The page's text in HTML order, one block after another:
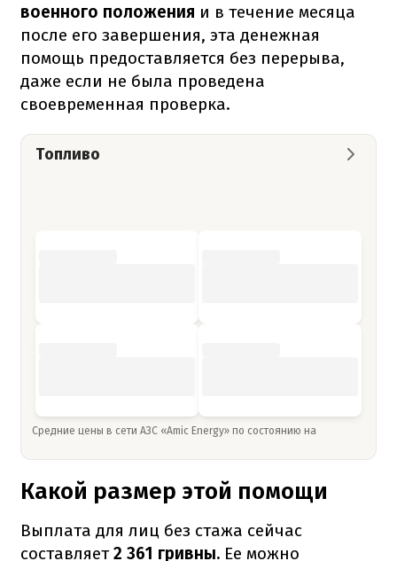
военного положения и в течение месяца
после его завершения, эта денежная
помощь предоставляется без перерыва,
даже если не была проведена
своевременная проверка.
Топливо
Средние цены в сети АЗС «Amic Energy» по состоянию на
Какой размер этой помощи
Выплата для лиц без стажа сейчас
составляет2 361 гривны. Ее можно